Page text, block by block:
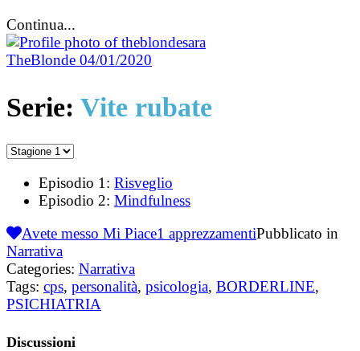
Continua...
TheBlonde 04/01/2020
Serie: Vite rubate
Episodio 1: Risveglio
Episodio 2: Mindfulness
Avete messo Mi Piace1 apprezzamentiPubblicato in
Narrativa
Categories: Narrativa
Tags: cps, personalità, psicologia, BORDERLINE,
PSICHIATRIA
Discussioni